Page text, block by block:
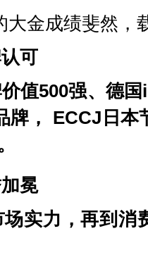
大金成绩斐然，
可
值500强、德国
牌， ECCJ 日本
冕
实力，再到消